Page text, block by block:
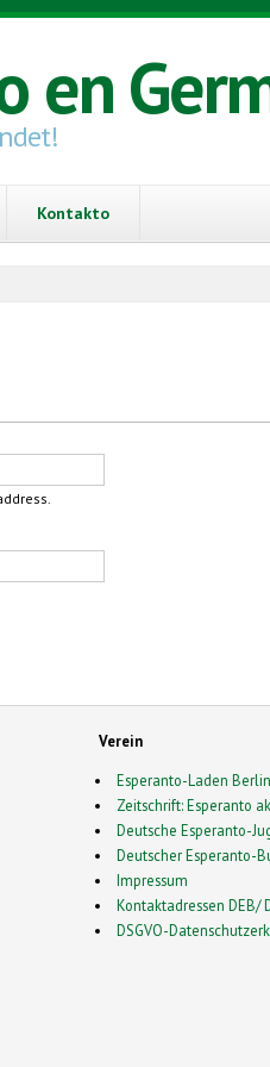
en
Kontakto
Verein
Esperanto-Laden Berlin
Zeitschrift: Esperanto
Deutsche Esperanto-
Deutscher Esperanto-
Impressum
Kontaktadressen DEB/
DSGVO-